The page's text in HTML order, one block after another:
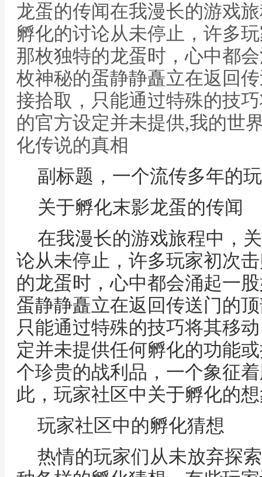
龙蛋的传闻在我漫长的游戏
孵化的讨论从未停止，许多
那枚独特的龙蛋时，心中都
枚神秘的蛋静静矗立在返回
接拾取，只能通过特殊的技
的官方设定并未提供,我的世
化传说的真相
副标题，一个流传多年的
关于孵化末影龙蛋的传闻
在我漫长的游戏旅程中，
论从未停止，许多玩家初次
的龙蛋时，心中都会涌起一
蛋静静矗立在返回传送门的
只能通过特殊的技巧将其移
定并未提供任何孵化的功能
个珍贵的战利品，一个象征
此，玩家社区中关于孵化的
玩家社区中的孵化猜想
热情的玩家们从未放弃探